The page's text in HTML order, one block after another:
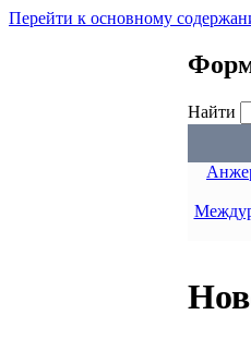
Перейти к основному
Найти